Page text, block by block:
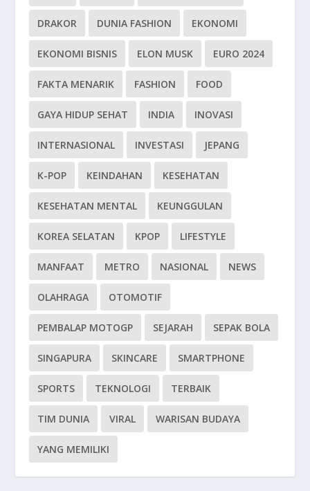
DRAKOR DUNIA FASHION EKONOMI
EKONOMI BISNIS ELON MUSK EURO 2024
FAKTA MENARIK FASHION FOOD
GAYA HIDUP SEHAT INDIA INOVASI
INTERNASIONAL INVESTASI JEPANG
K-POP KEINDAHAN KESEHATAN
KESEHATAN MENTAL KEUNGGULAN
KOREA SELATAN KPOP LIFESTYLE
MANFAAT METRO NASIONAL NEWS
OLAHRAGA OTOMOTIF
PEMBALAP MOTOGP SEJARAH SEPAK BOLA
SINGAPURA SKINCARE SMARTPHONE
SPORTS TEKNOLOGI TERBAIK
TIM DUNIA VIRAL WARISAN BUDAYA
YANG MEMILIKI